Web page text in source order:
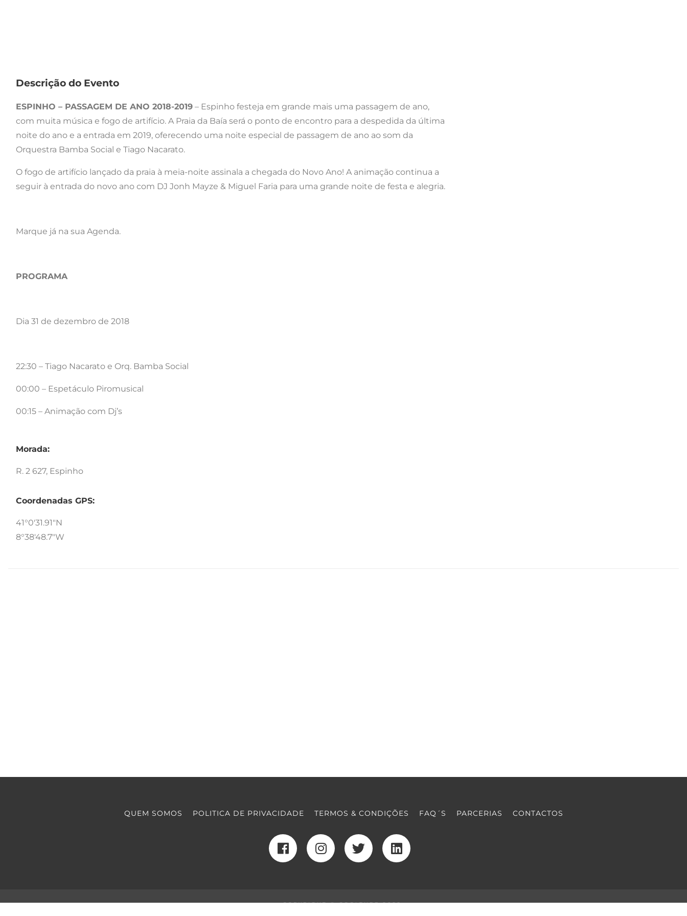
Descrição do Evento
ESPINHO – PASSAGEM DE ANO 2018-2019 – Espinho festeja em grande mais uma passagem de ano,
com muita música e fogo de artifício. A Praia da Baía será o ponto de encontro para a despedida da última
noite do ano e a entrada em 2019, oferecendo uma noite especial de passagem de ano ao som da
Orquestra Bamba Social e Tiago Nacarato.
O fogo de artifício lançado da praia à meia-noite assinala a chegada do Novo Ano! A animação continua a
seguir à entrada do novo ano com DJ Jonh Mayze & Miguel Faria para uma grande noite de festa e alegria.
Marque já na sua Agenda.
PROGRAMA
Dia 31 de dezembro de 2018
22:30 – Tiago Nacarato e Orq. Bamba Social
00:00 – Espetáculo Piromusical
00:15 – Animação com Dj’s
Morada:
R. 2 627, Espinho
Coordenadas GPS:
41°0'31.91"N
8°38'48.7"W
QUEM SOMOS POLITICA DE PRIVACIDADE TERMOS & CONDIÇÕES FAQ´S PARCERIAS CONTACTOS
COPYRIGHT © COOLTURE 2022